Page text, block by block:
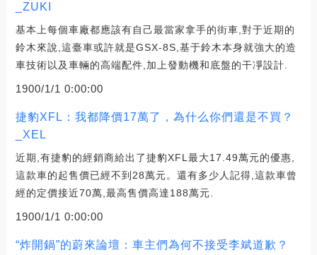
_ZUKI
基本上每個車廠都應該有自己最當家拿手的街車,對于近期的
鈴木來說,這臺車或許就是GSX-8S,基于鈴木本身就強大的造
車技術以及車輛的高端配件,加上發動機和底盤的干凈設計.
1900/1/1 0:00:00
捷豹XFL：我都降價17萬了，為什么你們還是不買？
_XEL
近期,有捷豹的經銷商給出了捷豹XFL最大17.49萬元的優惠,
這款車的起售價已經不到28萬元。還有多少人記得,這款車曾
經的定價接近70萬,最高售價高達188萬元.
1900/1/1 0:00:00
“炸開鍋”的蔚來論壇：車主們為何不接受李斌道歉？